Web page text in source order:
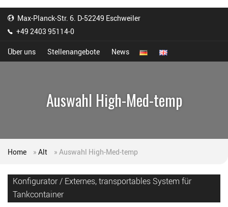
Max-Planck-Str. 6. D-52249 Eschweiler
+49 2403 95114-0
Über uns Stellenangebote News
Auswahl High-Med-temp
Home » Alt » Auswahl High-Med-temp
Konfigurator / Externes, transportables System für
Tankcontainer